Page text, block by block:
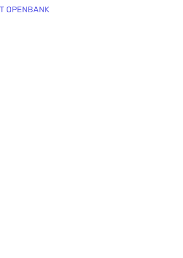
OPENBANK